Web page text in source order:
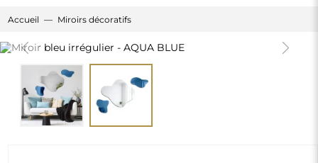
Accueil Miroirs décoratifs
Previous Next